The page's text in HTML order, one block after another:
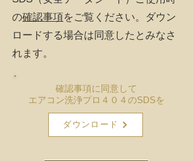
の確認事項をご覧ください。ダウン
ロードする場合は同意したとみなさ
れます。
確認事項に同意して
エアコン洗浄プロ４０４のSDSを
ダウンロード